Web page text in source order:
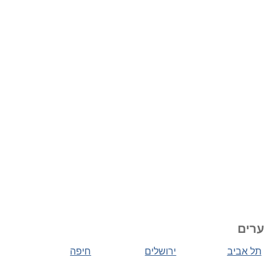
ערים
חיפה ירושלים תל אביב